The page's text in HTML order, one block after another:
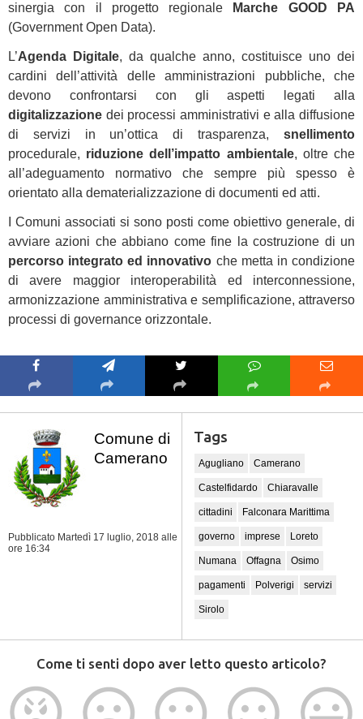
sinergia con il progetto regionale
Marche GOOD PA
(Government Open Data).
L’Agenda Digitale, da qualche anno, costituisce uno dei
cardini dell’attività delle amministrazioni pubbliche, che
devono confrontarsi con gli aspetti legati alla
digitalizzazione dei processi amministrativi e alla diffusione
di servizi in un’ottica di trasparenza, snellimento
procedurale, riduzione dell’impatto ambientale, oltre che
all’adeguamento normativo che sempre più spesso è
orientato alla dematerializzazione di documenti ed atti.
I Comuni associati si sono posti come obiettivo generale, di
avviare azioni che abbiano come fine la costruzione di un
percorso integrato ed innovativo che metta in condizione
di avere maggior interoperabilità ed interconnessione,
armonizzazione amministrativa e semplificazione, attraverso
processi di governance orizzontale.
Comune di
Camerano
Pubblicato Martedì 17 luglio, 2018 alle
ore 16:34
Tags
Agugliano Camerano
Castelfidardo Chiaravalle
cittadini Falconara Marittima
governo imprese Loreto
Numana Offagna Osimo
pagamenti Polverigi servizi
Sirolo
Come ti senti dopo aver letto questo articolo?